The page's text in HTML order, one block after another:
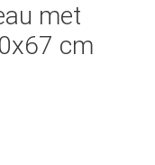
met
cm